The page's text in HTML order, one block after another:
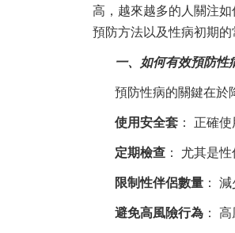
高，越來越多的人關注
預防方法以及性病初期
一、如何有效預防性
預防性病的關鍵在於
使用安全套 ： 正確
定期檢查 ： 尤其是
限制性伴侶數量 ：
避免高風險行為 ：